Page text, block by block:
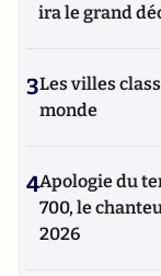
ira le grand
3Les villes
monde
4Apologie du
700, le
2026